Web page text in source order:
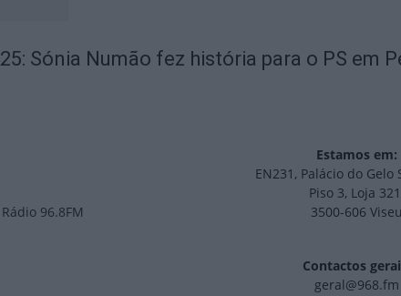
Sónia Numão fez história para o PS em
96.8FM
Estamos em:
EN231, Palácio do Gelo
Piso 3, Loja
3500-606 Viseu
Contactos
geral@968.fm